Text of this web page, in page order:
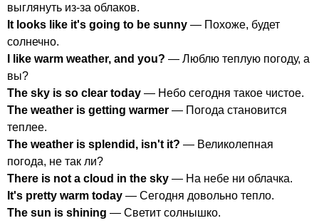
выглянуть из-за облаков.
It looks like it's going to be sunny — Похоже, будет
солнечно.
like warm weather, and you? — Люблю теплую погоду, а
вы?
The sky is so clear today — Небо сегодня такое чистое.
The weather is getting warmer — Погода становится
теплее.
The weather is splendid , isn't it? — Великолепная
погода, не так ли?
There is not a cloud in the sky — На небе ни облачка.
It's pretty warm today — Сегодня довольно тепло.
The sun is shining — Светит солнышко.